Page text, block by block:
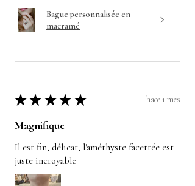
Bague personnalisée en
macramé
★ ★ ★ ★ ★ hace 1 mes
Magnifique
Il est fin, délicat, l'améthyste facettée est
juste incroyable